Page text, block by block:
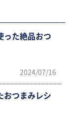
った絶品おつ
2024/07/16
おつまみレシ